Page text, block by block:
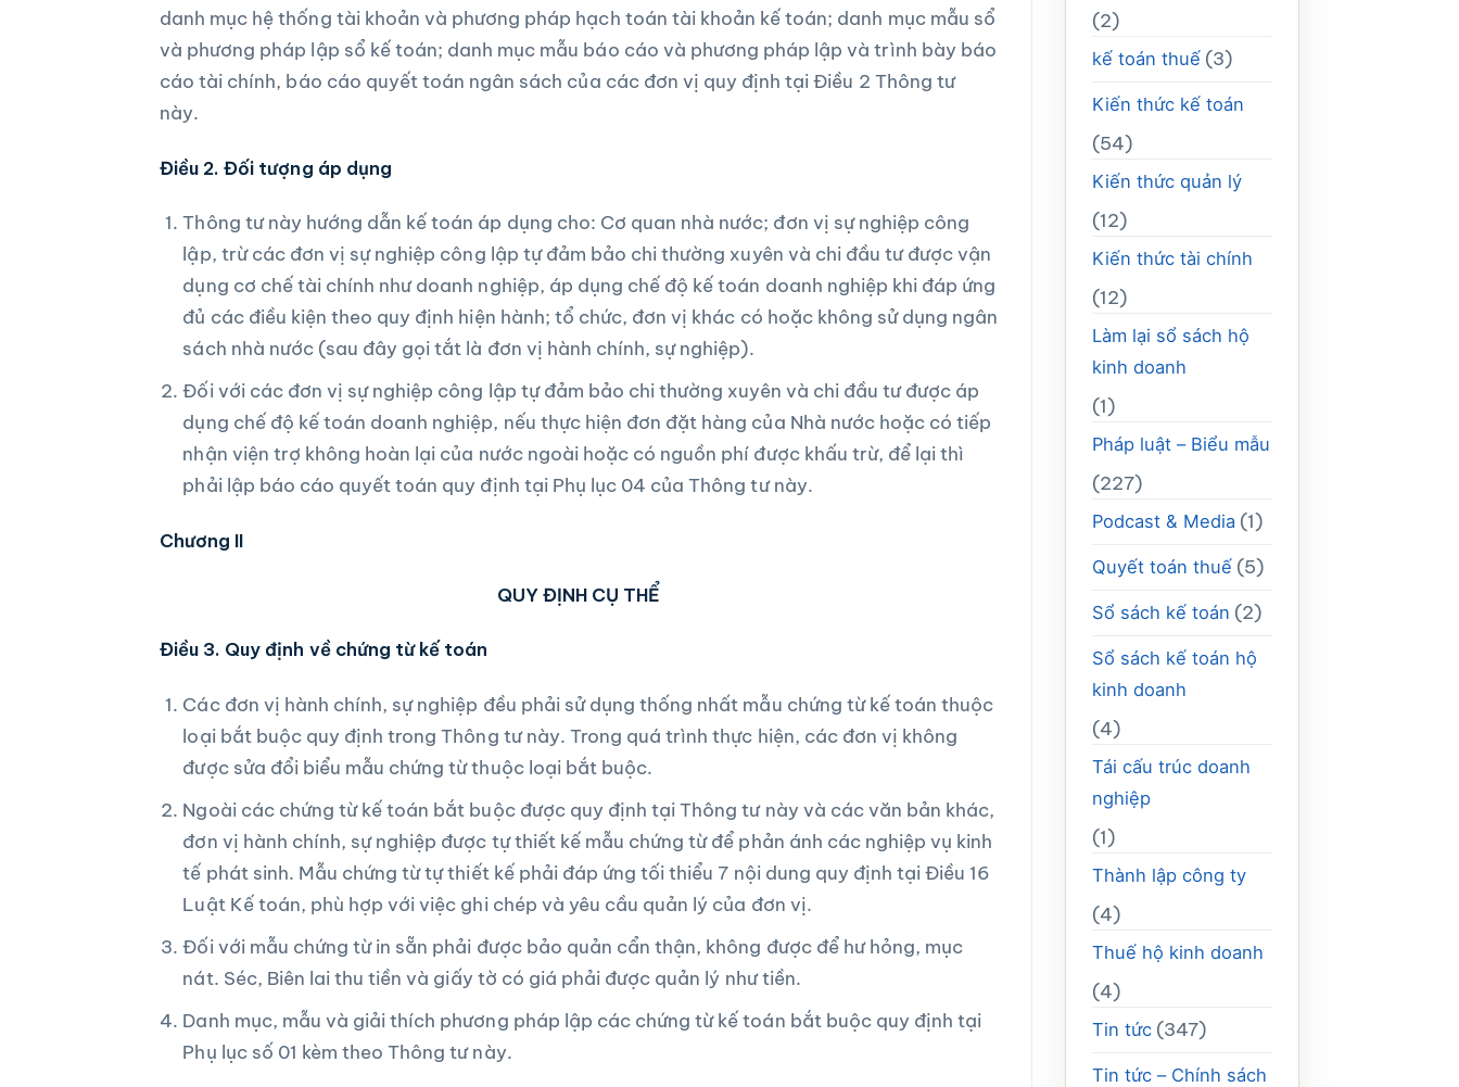
danh mục hệ thống tài khoản và phương pháp hạch toán tài khoản kế toán; danh mục mẫu sổ
và phương pháp lập sổ kế toán; danh mục mẫu báo cáo và phương pháp lập và trình bày báo
cáo tài chính, báo cáo quyết toán ngân sách của các đơn vị quy định tại Điều 2 Thông tư
này.
Điều 2. Đối tượng áp dụng
Thông tư này hướng dẫn kế toán áp dụng cho: Cơ quan nhà nước; đơn vị sự nghiệp công
lập, trừ các đơn vị sự nghiệp công lập tự đảm bảo chi thường xuyên và chi đầu tư được vận
dụng cơ chế tài chính như doanh nghiệp, áp dụng chế độ kế toán doanh nghiệp khi đáp ứng
đủ các điều kiện theo quy định hiện hành; tổ chức, đơn vị khác có hoặc không sử dụng ngân
sách nhà nước (sau đây gọi tắt là đơn vị hành chính, sự nghiệp).
Đối với các đơn vị sự nghiệp công lập tự đảm bảo chi thường xuyên và chi đầu tư được áp
dụng chế độ kế toán doanh nghiệp, nếu thực hiện đơn đặt hàng của Nhà nước hoặc có tiếp
nhận viện trợ không hoàn lại của nước ngoài hoặc có nguồn phí được khấu trừ, để lại thì
phải lập báo cáo quyết toán quy định tại Phụ lục 04 của Thông tư này.
Chương II
QUY ĐỊNH CỤ THỂ
Điều 3. Quy định về chứng từ kế toán
Các đơn vị hành chính, sự nghiệp đều phải sử dụng thống nhất mẫu chứng từ kế toán thuộc
loại bắt buộc quy định trong Thông tư này. Trong quá trình thực hiện, các đơn vị không
được sửa đổi biểu mẫu chứng từ thuộc loại bắt buộc.
Ngoài các chứng từ kế toán bắt buộc được quy định tại Thông tư này và các văn bản khác,
đơn vị hành chính, sự nghiệp được tự thiết kế mẫu chứng từ để phản ánh các nghiệp vụ kinh
tế phát sinh. Mẫu chứng từ tự thiết kế phải đáp ứng tối thiểu 7 nội dung quy định tại Điều 16
Luật Kế toán, phù hợp với việc ghi chép và yêu cầu quản lý của đơn vị.
Đối với mẫu chứng từ in sẵn phải được bảo quản cẩn thận, không được để hư hỏng, mục
nát. Séc, Biên lai thu tiền và giấy tờ có giá phải được quản lý như tiền.
Danh mục, mẫu và giải thích phương pháp lập các chứng từ kế toán bắt buộc quy định tại
Phụ lục số 01 kèm theo Thông tư này.
(2)
kế toán thuế(3)
Kiến thức kế toán
(54)
Kiến thức quản lý
(12)
Kiến thức tài chính
(12)
Làm lại sổ sách hộ
kinh doanh
(1)
Pháp luật – Biểu mẫu
(227)
Podcast & Media (1)
Quyết toán thuế (5)
Sổ sách kế toán (2)
Sổ sách kế toán hộ
kinh doanh
(4)
Tái cấu trúc doanh
nghiệp
(1)
Thành lập công ty
(4)
Thuế hộ kinh doanh
(4)
Tin tức(347)
Tin tức – Chính sách